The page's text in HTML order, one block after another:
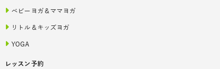
ベビーヨガ＆ママヨガ
リトル＆キッズヨガ
YOGA
レッスン予約